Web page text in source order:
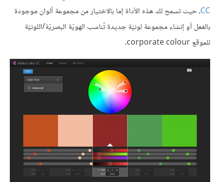
CC، حيث تسمح لك هذه الأداة إما بالاختيار من مجموعة ألوان موجودة
بالفعل أو إنشاء مجموعة لونيّة جديدة تُناسب الهويّة البصريّة/اللونيّة
للموقع corporate colour.